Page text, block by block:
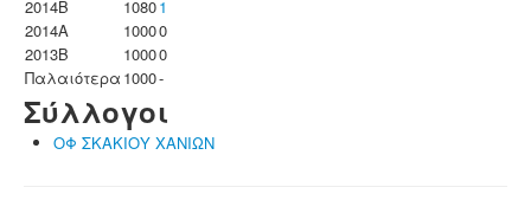
2014B
10801
2014A
10000
2013B
10000
Παλαιότερα 1000-
Σύλλογοι
ΟΦ ΣΚΑΚΙΟΥ ΧΑΝΙΩΝ